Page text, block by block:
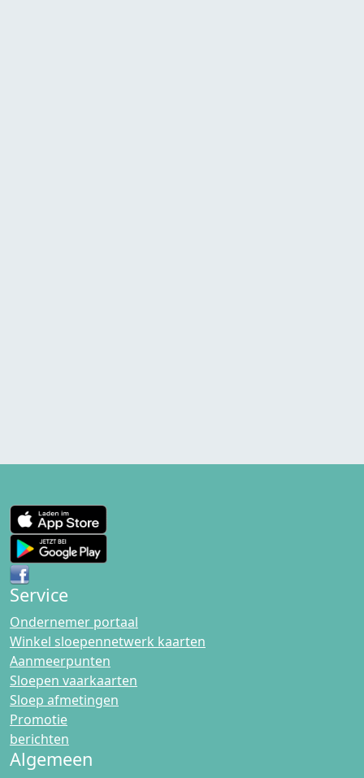
Service
Ondernemer portaal
Winkel sloepennetwerk kaarten
Aanmeerpunten
Sloepen vaarkaarten
Sloep afmetingen
Promotie
berichten
Algemeen